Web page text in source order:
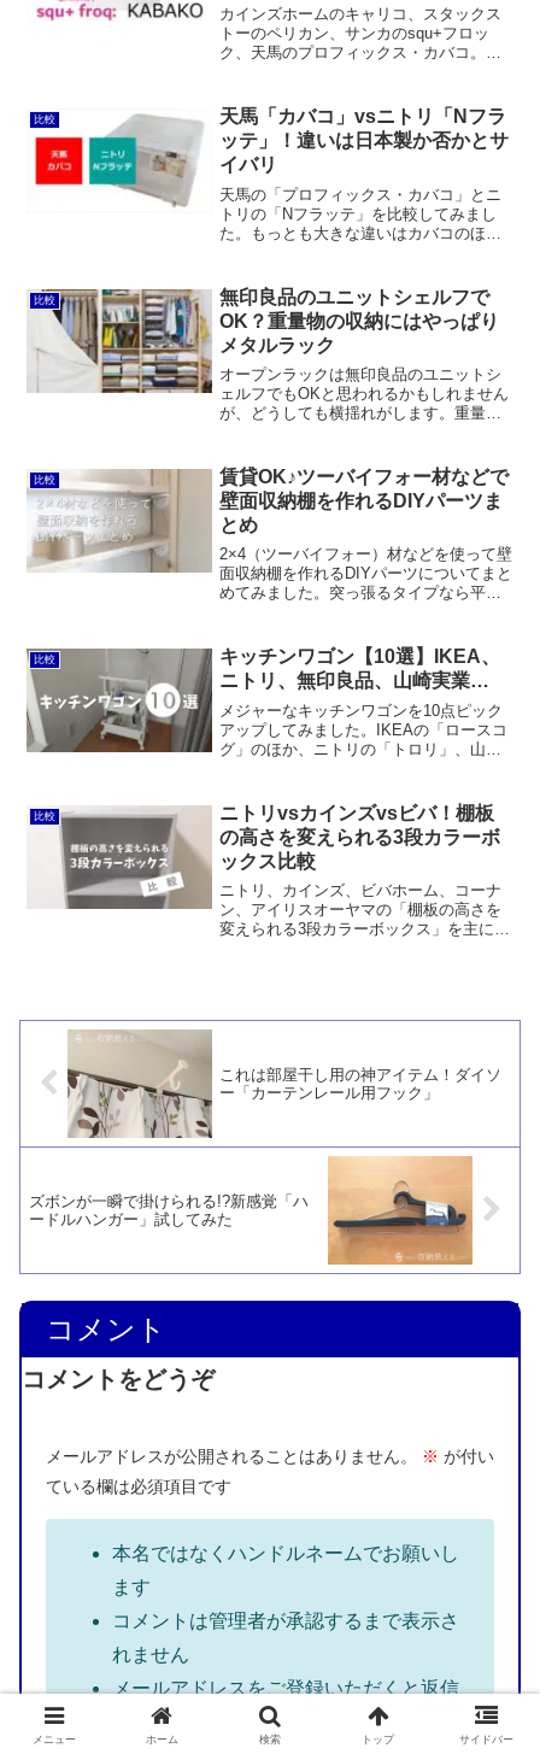
カインズホームのキャリコ、スタックス
トーのペリカン、サンカのsqu+フロッ
ク、天馬のプロフィックス・カバコ。こ
カバコが一番オススメです。
比較
天馬「カバコ」vsニトリ「Nフラ
ッテ」！違いは日本製か否かとサ
イバリ
天馬の「プロフィックス・カバコ」とニ
トリの「Nフラッテ」を比較してみまし
た。もっとも大きな違いはカバコのほう
ンできるので開口部が広く使いやすいこ
とです。かたや日本製、かたや中国製、
それでいて価格差は僅かですからカバコ
一択で問題ないと思います。
比較
無印良品のユニットシェルフで
OK？重量物の収納にはやっぱり
メタルラック
オープンラックは無印良品のユニットシ
ェルフでもOKと思われるかもしれません
が、どうしても横揺れがします。重量物
比較
賃貸OK♪ツーバイフォー材などで
壁面収納棚を作れるDIYパーツま
とめ
2×4（ツーバイフォー）材などを使って壁
面収納棚を作れるDIYパーツについてまと
めてみました。突っ張るタイプなら平安
対応できます。それよりもイチオシはア
イワ金属のスタンドバーとニューヒカリ
のウォールベース。石膏ボードに直接固
定するので倒れてくる心配がありませ
ん。
比較
キッチンワゴン【10選】IKEA、
ニトリ、無印良品、山崎実業…
メジャーなキッチンワゴンを10点ピック
アップしてみました。IKEAの「ロースコ
グ」のほか、ニトリの「トロリ」、山善
崎実業の「目隠しワゴンtower」、JEJア
ステージの「リセ・テーブルワゴン」な
どがあります。
比較
ニトリvsカインズvsビバ！棚板
の高さを変えられる3段カラーボ
ックス比較
ニトリ、カインズ、ビバホーム、コーナ
ン、アイリスオーヤマの「棚板の高さを
変えられる3段カラーボックス」を主に価
これは部屋干し用の神アイテム！ダイソ
ー「カーテンレール用フック」
ズボンが一瞬で掛けられる!?新感覚「ハ
ードルハンガー」試してみた
コメント
コメントをどうぞ
メールアドレスが公開されることはありません。 ※ が付い
ている欄は必須項目です
本名ではなくハンドルネームでお願いし
ます
コメントは管理者が承認するまで表示さ
れません
メールアドレスをご登録いただくと返信
が通知されます
メニュー ホーム 検索 トップ サイドバー